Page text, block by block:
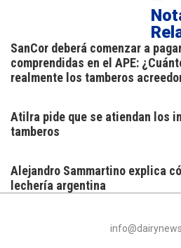
SanCor deberá comenzar a
comprendidas en el APE:
realmente los tamberos
Atilra pide que se atiendan los
tamberos
Alejandro Sammartino explica
lechería argentina